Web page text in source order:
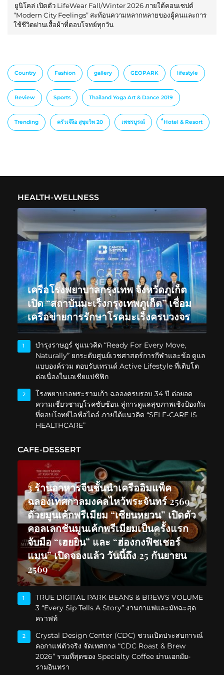
ยูนิโคล่ เปิดตัว LifeWear Fall/Winter 2026 ภายใต้คอนเซปต์
“Modern City Feelings” สะท้อนความหลากหลายของผู้คนและการ
ใช้ชีวิตผ่านเสื้อผ้าที่ตอบโจทย์ทุกวัน
Country Fashion gallery GEOPARK lifestyle
Review Sports Thailand Yoga Art & Dance 2019
Trending ครัวเจ๊ง้อ สุขุมวิท 20 เพชรบูรณ์ ็Hotel & Resort
HEALTH-WELLNESS
เครือโรงพยาบาลกรุงเทพ จังหวัดภูเก็ต
เปิด “สถาบันมะเร็งกรุงเทพภูเก็ต” เชื่อม
เครือข่ายการรักษาโรคมะเร็งครบวงจร
1
บำรุงราษฎร์ ชูแนวคิด “Ready For Every Move,
Naturally” ยกระดับศูนย์เวชศาสตร์การกีฬาและข้อ ดูแล
แบบองค์รวม ตอบรับเทรนด์ Active Lifestyle ที่เติบโต
ต่อเนื่องในเอเชียแปซิฟิก
2
โรงพยาบาลพระรามเก้า ฉลองครบรอบ 34 ปี ต่อยอด
ความเชี่ยวชาญโรคซับซ้อน สู่การดูแลสุขภาพเชิงป้องกัน
ที่ตอบโจทย์ไลฟ์สไตล์ ภายใต้แนวคิด “SELF-CARE IS
HEALTHCARE”
CAFE-DESSERT
3 ร้านอาหารจีนชั้นนำเครืออิมแพ็ค
ฉลองเทศกาลมงคลไหว้พระจันทร์ 2569
ด้วยมูนเค้กพรีเมียม “เซียนหยวน” เปิดตัว
คอลเลกชันมูนเค้กพรีเมียมเป็นครั้งแรก
จับมือ “เฮยยิน” และ “ฮ่องกงฟิชเชอร์
แมน” เปิดจองแล้ว วันนี้ถึง 25 กันยายน
2569
1
TRUE DIGITAL PARK BEANS & BREWS VOLUME
3 “Every Sip Tells A Story” งานกาแฟและมัทฉะสุด
คราฟท์
2
Crystal Design Center (CDC) ชวนเปิดประสบการณ์
คอกาแฟตัวจริง จัดเทศกาล “CDC Roast & Brew
2026” รวมที่สุดของ Specialty Coffee ย่านเอกมัย-
รามอินทรา